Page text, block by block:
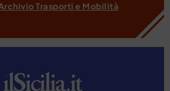
Trasporti e Mobilità